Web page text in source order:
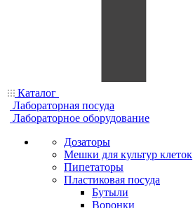
Каталог
Лабораторная посуда
Лабораторное оборудование
Дозаторы
Мешки для культур клеток
Пипетаторы
Пластиковая посуда
Бутыли
Воронки